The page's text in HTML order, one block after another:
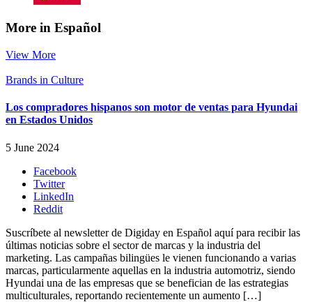
More in Español
View More
Brands in Culture
Los compradores hispanos son motor de ventas para Hyundai
en Estados Unidos
5 June 2024
Facebook
Twitter
LinkedIn
Reddit
Suscríbete al newsletter de Digiday en Español aquí para recibir las
últimas noticias sobre el sector de marcas y la industria del
marketing. Las campañas bilingües le vienen funcionando a varias
marcas, particularmente aquellas en la industria automotriz, siendo
Hyundai una de las empresas que se benefician de las estrategias
multiculturales, reportando recientemente un aumento […]